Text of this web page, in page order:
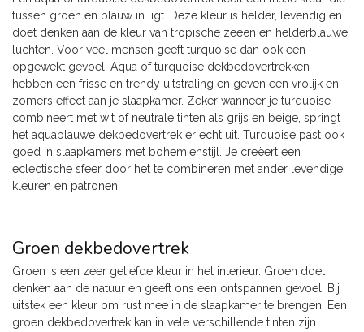
tussen groen en blauw in ligt. Deze kleur is helder, levendig en
doet denken aan de kleur van tropische zeeën en helderblauwe
luchten. Voor veel mensen geeft turquoise dan ook een
opgewekt gevoel! Aqua of turquoise dekbedovertrekken
hebben een frisse en trendy uitstraling en geven een vrolijk en
zomers effect aan je slaapkamer. Zeker wanneer je turquoise
combineert met wit of neutrale tinten als grijs en beige, springt
het aquablauwe dekbedovertrek er echt uit. Turquoise past ook
goed in slaapkamers met bohemienstijl. Je creëert een
eclectische sfeer door het te combineren met ander levendige
kleuren en patronen.
Groen dekbedovertrek
Groen is een zeer geliefde kleur in het interieur. Groen doet
denken aan de natuur en geeft ons een ontspannen gevoel. Bij
uitstek een kleur om rust mee in de slaapkamer te brengen! Een
groen dekbedovertrek kan in vele verschillende tinten zijn